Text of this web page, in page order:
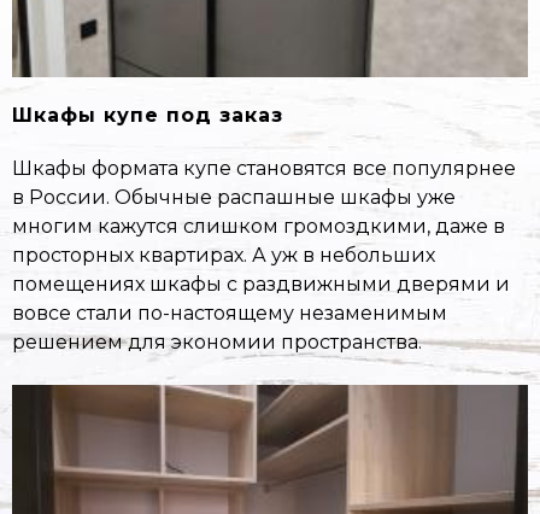
Шкафы купе под заказ
Шкафы формата купе становятся все популярнее
в России. Обычные распашные шкафы уже
многим кажутся слишком громоздкими, даже в
просторных квартирах. А уж в небольших
помещениях шкафы с раздвижными дверями и
вовсе стали по-настоящему незаменимым
решением для экономии пространства.